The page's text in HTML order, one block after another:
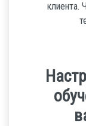
клиента.